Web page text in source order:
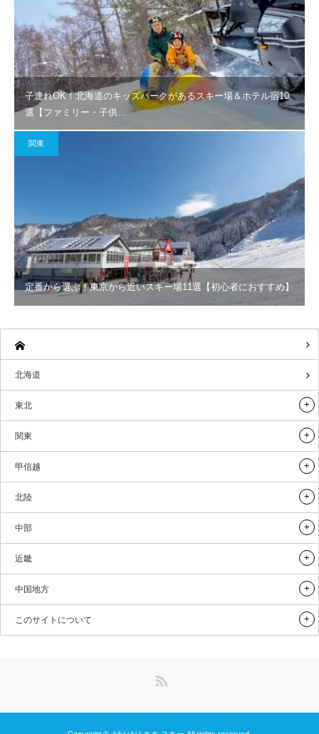
子連れOK！北海道のキッズパークがあるスキー場＆ホテル宿10
選【ファミリー・子供…
関東
定番から選ぶ！東京から近いスキー場11選【初心者におすすめ】
北海道
東北
関東
甲信越
北陸
中部
近畿
中国地方
このサイトについて